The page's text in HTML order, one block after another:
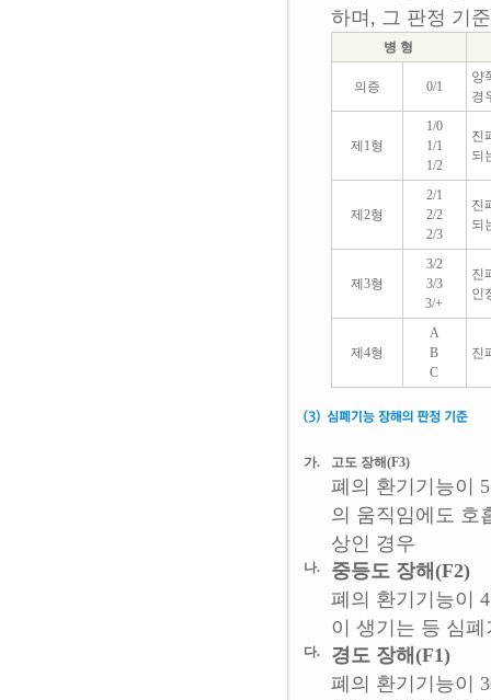
하며, 그 판정 기
병 형
의증 0/1
양
경
제1형
1/0
1/1
1/2
진
되
제2형
2/1
2/2
2/3
진
되
제3형
3/2
3/3
3/+
진
인
제4형
A
B
C
진
가. 고도 장해(F3)
폐의 환기기능이
의 움직임에도 호
상인 경우
나.
중등도 장해(F2)
폐의 환기기능이
이 생기는 등 심
다.
경도 장해(F1)
폐의 환기기능이